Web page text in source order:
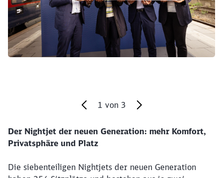
1 von 3
Ende des Sliders
Der Nightjet der neuen Generation: mehr Komfort,
Privatsphäre und Platz
Die siebenteiligen Nightjets der neuen Generation